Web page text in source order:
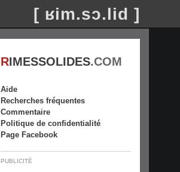
[ ʁim.sɔ.lid ]
RIMESSOLIDES.COM
Aide
Recherches fréquentes
Commentaire
Politique de confidentialité
Page Facebook
PUBLICITÉ